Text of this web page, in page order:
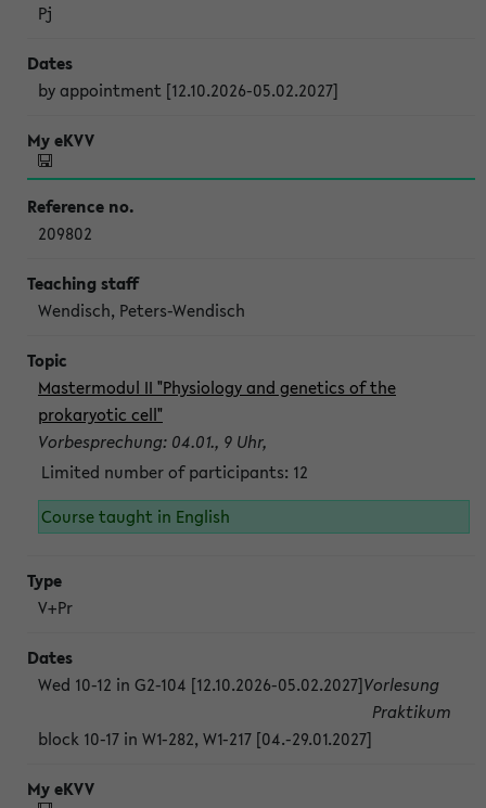
Pj
by appointment [12.10.2026-05.02.2027]
209802
Wendisch, Peters-Wendisch
Mastermodul II "Physiology and genetics of the
prokaryotic cell"
Vorbesprechung: 04.01., 9 Uhr,
Limited number of participants: 12
Course taught in English
V+Pr
Wed 10-12 in G2-104 [12.10.2026-05.02.2027]Vorlesung
block 10-17 in W1-282, W1-217 [04.-29.01.2027]
Praktikum